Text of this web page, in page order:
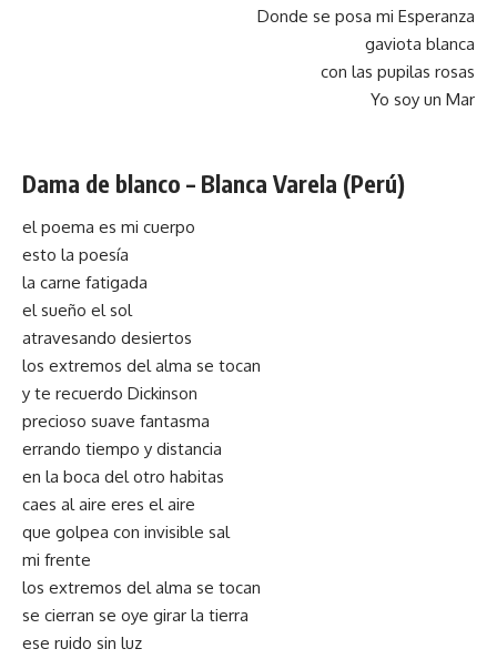
Donde se posa mi Esperanza
gaviota blanca
con las pupilas rosas
Yo soy un Mar
Dama de blanco – Blanca Varela (Perú)
el poema es mi cuerpo
esto la poesía
la carne fatigada
el sueño el sol
atravesando desiertos
los extremos del alma se tocan
y te recuerdo Dickinson
precioso suave fantasma
errando tiempo y distancia
en la boca del otro habitas
caes al aire eres el aire
que golpea con invisible sal
mi frente
los extremos del alma se tocan
se cierran se oye girar la tierra
ese ruido sin luz